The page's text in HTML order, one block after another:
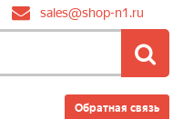
sales@shop-n1.ru
Обратная связь